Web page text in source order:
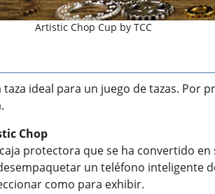
Artistic Chop Cup by TCC
ideal para un juego de tazas. Por
Chop
protectora que se ha convertido
un teléfono inteligente
como para exhibir.